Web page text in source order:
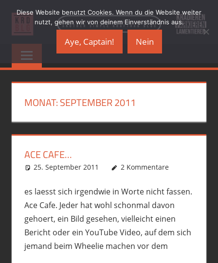
Inhalt
springen
KRADBLOG.DE
&
…
another
Kraftrad
MONAT:SEPTEMBER 2011
ACE CAFE…
25. September 2011 phil
Motorrad,R12GS
2 Kommentare
es laesst sich irgendwie in Worte nicht fassen.
Ace Cafe. Jeder hat wohl schonmal davon
gehoert, ein Bild gesehen, vielleicht einen
Bericht oder ein YouTube Video, auf dem sich
jemand beim Wheelie machen vor dem
Diese Website benutzt Cookies. Wenn du die Website weiter
nutzt, gehen wir von deinem Einverständnis aus.
Aye, Captain! Nein